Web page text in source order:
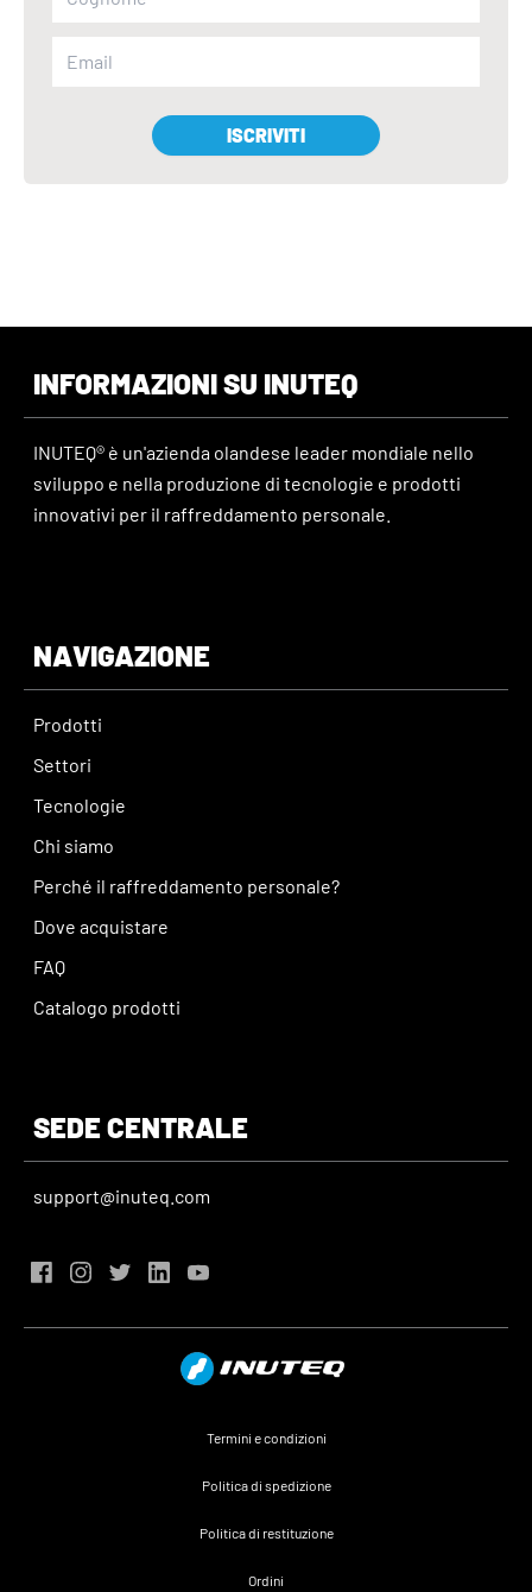
ISCRIVITI
INFORMAZIONI SU INUTEQ
INUTEQ® è un'azienda olandese leader mondiale nello
sviluppo e nella produzione di tecnologie e prodotti
innovativi per il raffreddamento personale.
NAVIGAZIONE
Prodotti
Settori
Tecnologie
Chi siamo
Perché il raffreddamento personale?
Dove acquistare
FAQ
Catalogo prodotti
SEDE CENTRALE
support@inuteq.com
Termini e condizioni
Politica di spedizione
Politica di restituzione
Ordini